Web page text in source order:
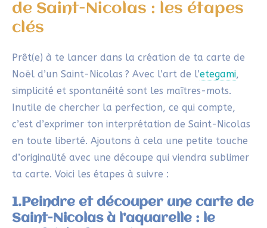
une troisième couleur et du noir
Cutter ou ciseaux de précision
2 Pinceaux: Des pinceaux à aquarelle ou lavis
conviendront parfaitement
2.Réaliser directement les
contours de Saint-Nicolas sur la
carte
En etegami , il n’y a pas de brouillon
coude relevé. Tracelentementles contours de
Saint-Nicolas directement sur la carte. Observe bien